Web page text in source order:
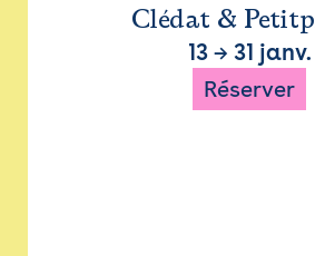
Clédat &
13→ 31 janv.
Réserver